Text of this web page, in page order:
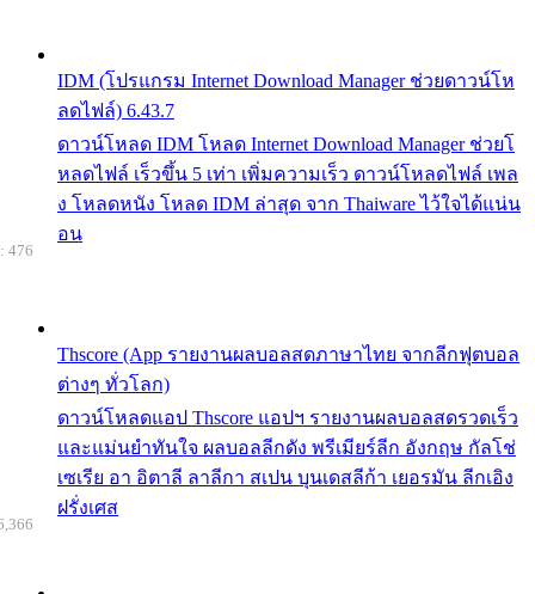
IDM (โปรแกรม Internet Download Manager ช่วยดาวน์โห
ลดไฟล์) 6.43.7
ดาวน์โหลด IDM โหลด Internet Download Manager ช่วยโ
หลดไฟล์ เร็วขึ้น 5 เท่า เพิ่มความเร็ว ดาวน์โหลดไฟล์ เพล
ง โหลดหนัง โหลด IDM ล่าสุด จาก Thaiware ไว้ใจได้แน่น
อน
Thscore (App รายงานผลบอลสดภาษาไทย จากลีกฟุตบอล
ต่างๆ ทั่วโลก)
ดาวน์โหลดแอป Thscore แอปฯ รายงานผลบอลสดรวดเร็ว
และแม่นยำทันใจ ผลบอลลีกดัง พรีเมียร์ลีก อังกฤษ กัลโช่
เซเรีย อา อิตาลี ลาลีกา สเปน บุนเดสลีก้า เยอรมัน ลีกเอิง
ฝรั่งเศส
476